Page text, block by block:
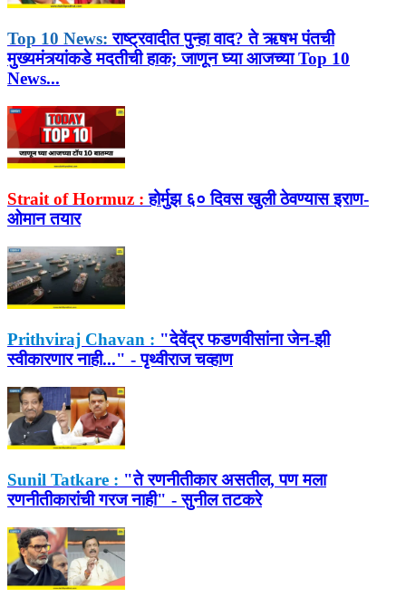
Top 10 News: राष्ट्रवादीत पुन्हा वाद? ते ऋषभ पंतची
मुख्यमंत्र्यांकडे मदतीची हाक; जाणून घ्या आजच्या Top 10
News...
Strait of Hormuz : होर्मुझ ६० दिवस खुली ठेवण्यास इराण-
ओमान तयार
Prithviraj Chavan : "देवेंद्र फडणवीसांना जेन-झी
स्वीकारणार नाही..." - पृथ्वीराज चव्हाण
Sunil Tatkare : "ते रणनीतीकार असतील, पण मला
रणनीतीकारांची गरज नाही" - सुनील तटकरे